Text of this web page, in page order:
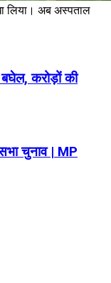
लिया। अब अस्पताल
करोड़ों की
चुनाव | MP